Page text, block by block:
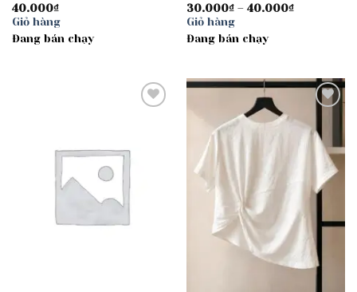
40.000₫
Giỏ hàng
Đang bán chạy
30.000₫ – 40.000₫Khoảng
Giỏ hàng
Đang bán chạy
wishlist